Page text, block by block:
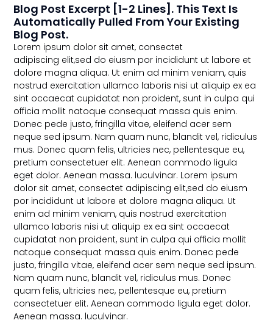
Blog Post Excerpt [1-2 Lines]. This Text Is
Automatically Pulled From Your Existing
Blog Post.
Lorem ipsum dolor sit amet, consectet
adipiscing elit,sed do eiusm por incididunt ut labore et
dolore magna aliqua. Ut enim ad minim veniam, quis
nostrud exercitation ullamco laboris nisi ut aliquip ex ea
sint occaecat cupidatat non proident, sunt in culpa qui
officia mollit natoque consequat massa quis enim.
Donec pede justo, fringilla vitae, eleifend acer sem
neque sed ipsum. Nam quam nunc, blandit vel, ridiculus
mus. Donec quam felis, ultricies nec, pellentesque eu,
pretium consectetuer elit. Aenean commodo ligula
eget dolor. Aenean massa. luculvinar. Lorem ipsum
dolor sit amet, consectet adipiscing elit,sed do eiusm
por incididunt ut labore et dolore magna aliqua. Ut
enim ad minim veniam, quis nostrud exercitation
ullamco laboris nisi ut aliquip ex ea sint occaecat
cupidatat non proident, sunt in culpa qui officia mollit
natoque consequat massa quis enim. Donec pede
justo, fringilla vitae, eleifend acer sem neque sed ipsum.
Nam quam nunc, blandit vel, ridiculus mus. Donec
quam felis, ultricies nec, pellentesque eu, pretium
consectetuer elit. Aenean commodo ligula eget dolor.
Aenean massa. luculvinar.